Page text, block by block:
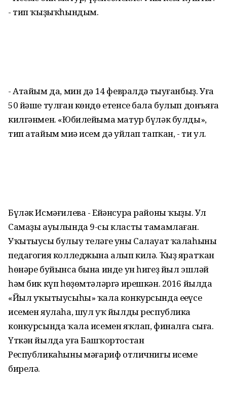
- тип ҡыҙыҡһындым.
- Атайым да, мин дә 14 февралдә тыуғанбыҙ. Уға
50 йәше тулған көндө етенсе бала булып донъяға
килгәнмен. «Юбилейыма матур бүләк булды»,
тип атайым миңә исем дә уйлап тапҡан, - ти ул.
Бүләк Исмәғилева - Ейәнсура районы ҡыҙы. Ул
Самаҙы ауылында 9-сы класты тамамлаған.
Уҡытыусы булыу теләге уны Салауат ҡалаһының
педагогия колледжына алып килә. Ҡыҙ яратҡан
һөнәре буйынса бына инде ун һигеҙ йыл эшләй
һәм бик күп һөҙөмтәләргә ирешкән. 2016 йылда
«Йыл уҡытыусыһы» ҡала конкурсында еңеүсе
исемен яулаһа, шул уҡ йылды республика
конкурсында ҡала исемен яҡлап, финалға сыға.
Үткән йылда уға Башҡортостан
Республикаһының мәғариф отличнигы исеме
бирелә.